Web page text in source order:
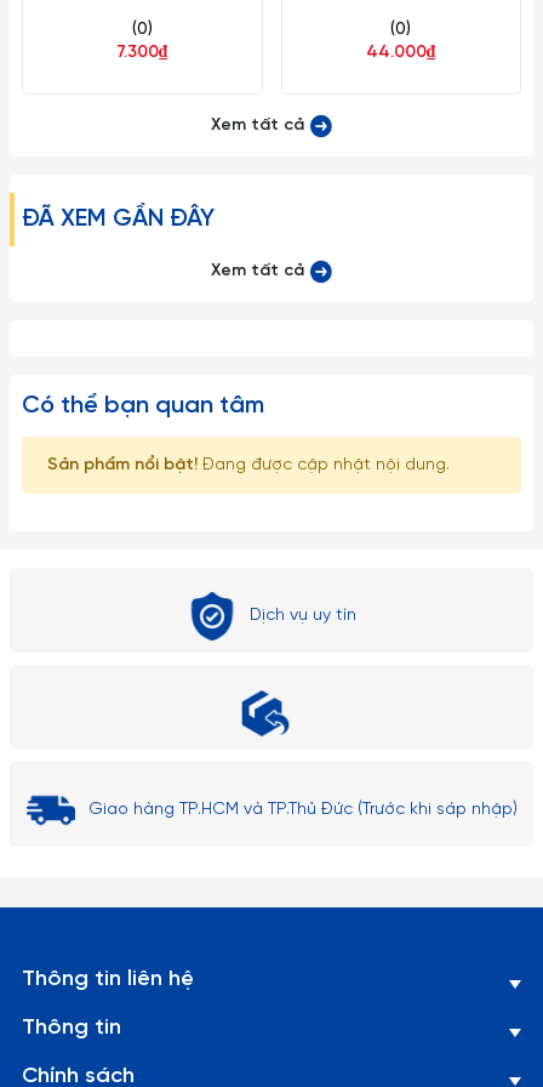
(0)
7.300₫
Superware Nhựa
(0)
44.000₫
Xem tất cả
ĐÃ XEM GẦN ĐÂY
Xem tất cả
Có thể bạn quan tâm
Sản phẩm nổi bật! Đang được cập nhật nội dung.
Dịch vụ uy tín
Giao hàng TP.HCM và TP.Thủ Đức (Trước khi sáp nhập)
Thông tin liên hệ
Thông tin
Chính sách